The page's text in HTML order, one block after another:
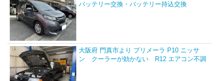
バッテリー交換・バッテリー持込交換
大阪府 門真市より プリメーラ P10 ニッサ
ン クーラーが効かない R12 エアコン不調